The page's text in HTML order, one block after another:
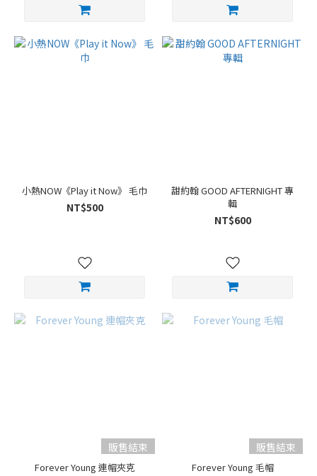
小熱NOW《Play it Now》 毛巾
NT$500
甜約翰 GOOD AFTERNIGHT 專
輯
NT$600
販售結束
Forever Young 連帽夾克
販售結束
Forever Young 毛帽